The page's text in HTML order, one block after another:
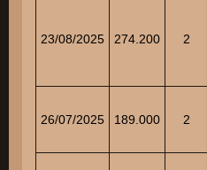
23/08/2025 274.200 2
26/07/2025 189.000 2